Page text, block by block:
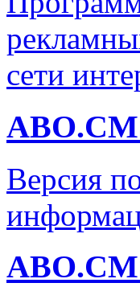
сети
Версия